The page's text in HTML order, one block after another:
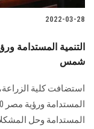
2022-03-28
شمس
استضافت كلية
المستدامة وحل